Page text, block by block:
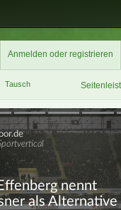
Anmelden oder registrieren
Tausch